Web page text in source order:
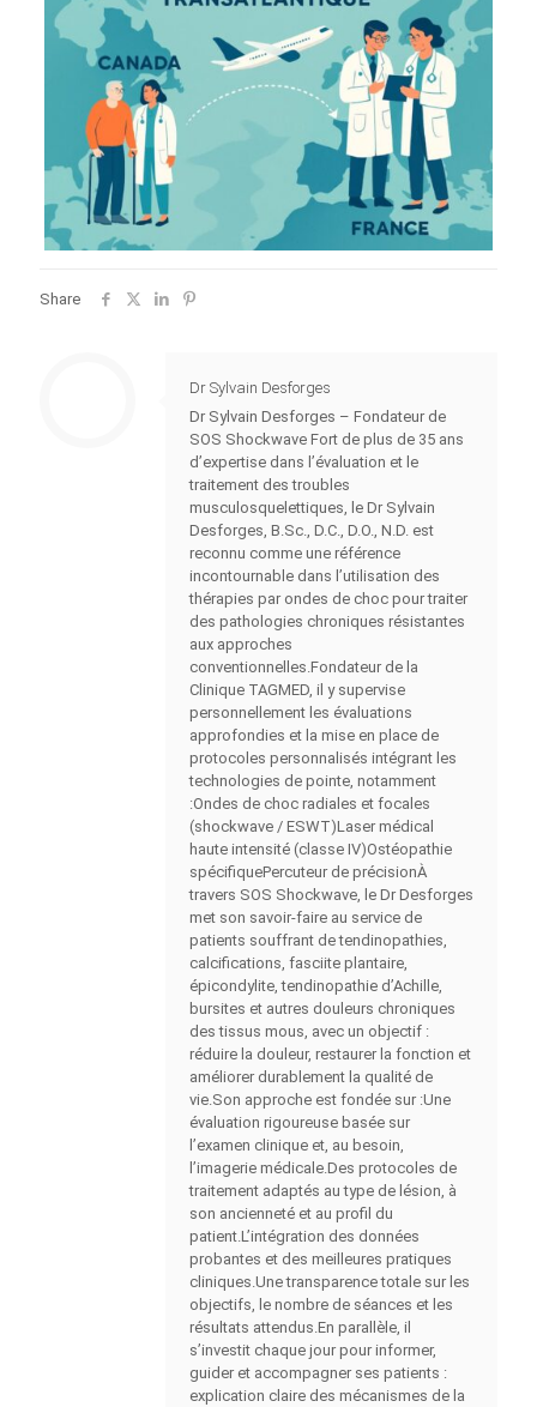
Share
Dr Sylvain Desforges
Dr Sylvain Desforges – Fondateur de
SOS Shockwave Fort de plus de 35 ans
d’expertise dans l’évaluation et le
traitement des troubles
musculosquelettiques, le Dr Sylvain
Desforges, B.Sc., D.C., D.O., N.D. est
reconnu comme une référence
incontournable dans l’utilisation des
thérapies par ondes de choc pour traiter
des pathologies chroniques résistantes
aux approches
conventionnelles.Fondateur de la
Clinique TAGMED, il y supervise
personnellement les évaluations
approfondies et la mise en place de
protocoles personnalisés intégrant les
technologies de pointe, notamment
:Ondes de choc radiales et focales
(shockwave / ESWT)Laser médical
haute intensité (classe IV)Ostéopathie
spécifiquePercuteur de précisionÀ
travers SOS Shockwave, le Dr Desforges
met son savoir-faire au service de
patients souffrant de tendinopathies,
calcifications, fasciite plantaire,
épicondylite, tendinopathie d’Achille,
bursites et autres douleurs chroniques
des tissus mous, avec un objectif :
réduire la douleur, restaurer la fonction et
améliorer durablement la qualité de
vie.Son approche est fondée sur :Une
évaluation rigoureuse basée sur
l’examen clinique et, au besoin,
l’imagerie médicale.Des protocoles de
traitement adaptés au type de lésion, à
son ancienneté et au profil du
patient.L’intégration des données
probantes et des meilleures pratiques
cliniques.Une transparence totale sur les
objectifs, le nombre de séances et les
résultats attendus.En parallèle, il
s’investit chaque jour pour informer,
guider et accompagner ses patients :
explication claire des mécanismes de la